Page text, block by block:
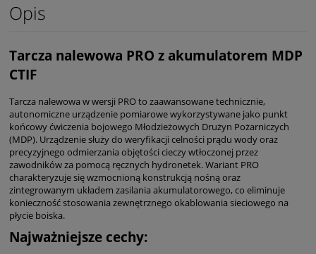
Opis
Tarcza nalewowa PRO z akumulatorem MDP
CTIF
Tarcza nalewowa w wersji PRO to zaawansowane technicznie,
autonomiczne urządzenie pomiarowe wykorzystywane jako punkt
końcowy ćwiczenia bojowego Młodzieżowych Drużyn Pożarniczych
(MDP). Urządzenie służy do weryfikacji celności prądu wody oraz
precyzyjnego odmierzania objętości cieczy wtłoczonej przez
zawodników za pomocą ręcznych hydronetek. Wariant PRO
charakteryzuje się wzmocnioną konstrukcją nośną oraz
zintegrowanym układem zasilania akumulatorowego, co eliminuje
konieczność stosowania zewnętrznego okablowania sieciowego na
płycie boiska.
Najważniejsze cechy: